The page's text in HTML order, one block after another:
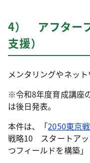
4） アフター
支援）
メンタリングやネッ
※令和8年度育成講座
は後日発表。
本件は、「2050東京
戦略10 スタートアッ
つフィールドを構築」